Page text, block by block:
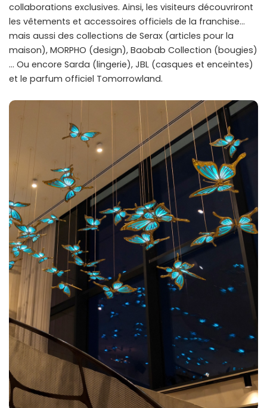
collaborations exclusives. Ainsi, les visiteurs découvriront
les vêtements et accessoires officiels de la franchise…
mais aussi des collections de Serax (articles pour la
maison), MORPHO (design), Baobab Collection (bougies)
… Ou encore Sarda (lingerie), JBL (casques et enceintes)
et le parfum officiel Tomorrowland.